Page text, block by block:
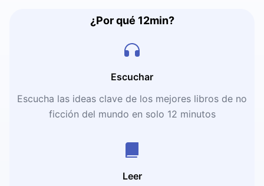
¿Por qué 12min?
Escuchar
Escucha las ideas clave de los mejores libros de no
ficción del mundo en solo 12 minutos
Leer